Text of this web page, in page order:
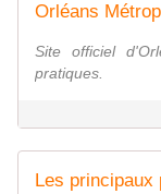
Orléans
Site officiel
pratiques.
Les